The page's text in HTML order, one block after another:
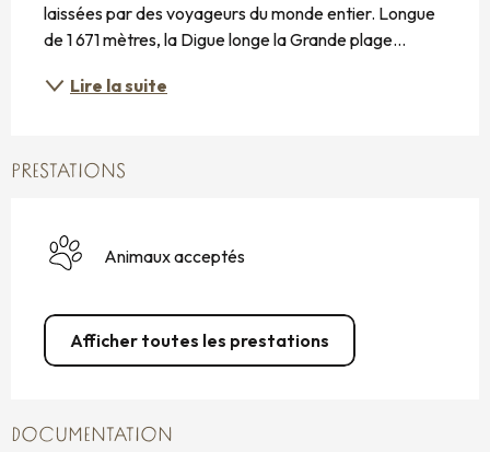
laissées par des voyageurs du monde entier. Longue
de 1 671 mètres, la Digue longe la Grande plage...
Lire la suite
PRESTATIONS
Animaux acceptés
Afficher toutes les prestations
DOCUMENTATION